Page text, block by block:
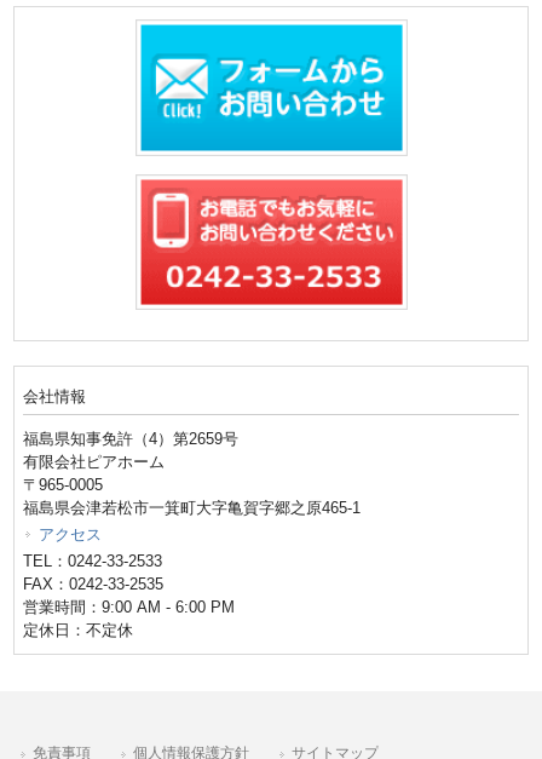
会社情報
福島県知事免許（4）第2659号
有限会社ピアホーム
〒965-0005
福島県会津若松市一箕町大字亀賀字郷之原465-1
アクセス
TEL：0242-33-2533
FAX：0242-33-2535
営業時間：9:00 AM - 6:00 PM
定休日：不定休
免責事項 個人情報保護方針 サイトマップ